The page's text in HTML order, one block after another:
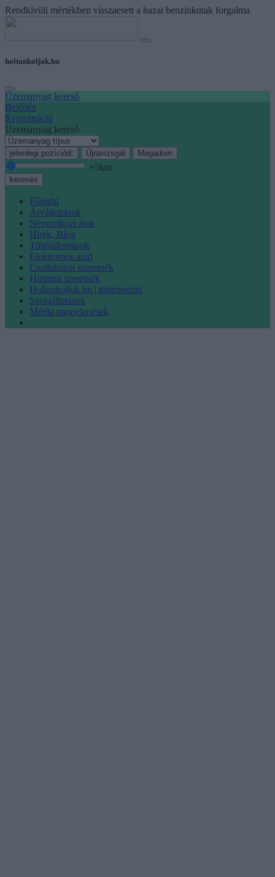
Rendkívüli mértékben visszaesett a hazai benzinkutak forgalma
holtankoljak.hu
Üzemanyag kereső
Belépés
Regisztráció
Üzemanyag kereső
jelenlegi pozíciód: Újravizsgál Megadom
+5km
keresés
Főoldal
Árváltozások
Nemzetközi árak
Hírek, Blog
Töltőállomások
Elektromos autó
Csatlakozni szeretnék
Hirdetni szeretnék
Holtankoljak.hu | történetünk
Szolgáltatások
Média megjelenések